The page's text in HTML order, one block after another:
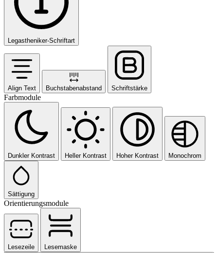
Legastheniker-Schriftart
Align Text Buchstabenabstand Schriftstärke
Farbmodule
Dunkler Kontrast Heller Kontrast Hoher Kontrast Monochrom
Sättigung
Orientierungsmodule
Lesezeile
Lesemaske